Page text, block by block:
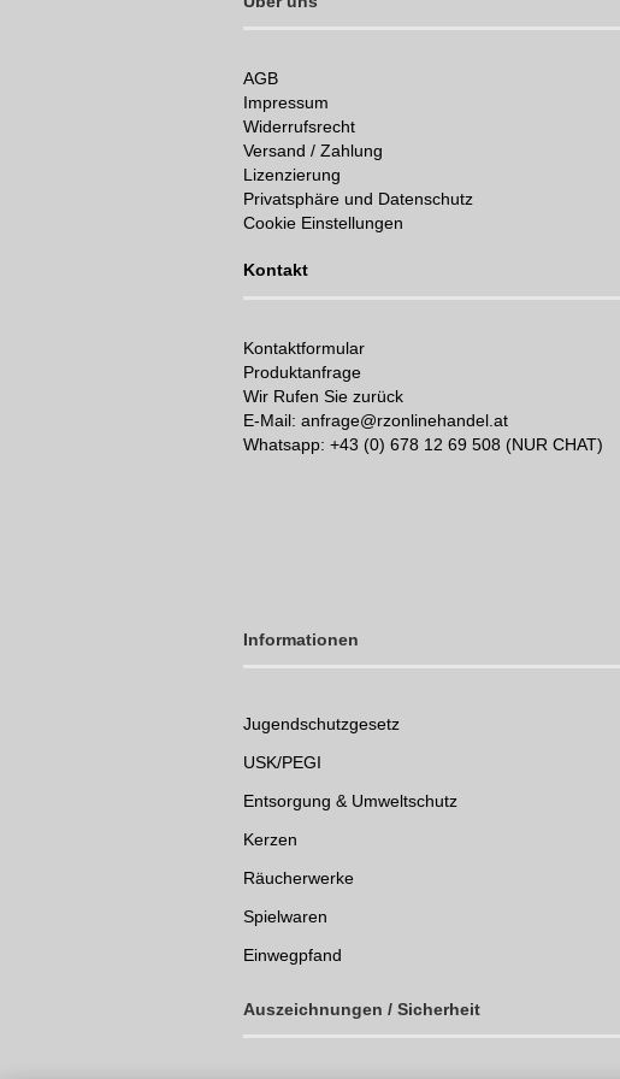
AGB
Impressum
Widerrufsrecht
Versand / Zahlung
Lizenzierung
Privatsphäre und Datenschutz
Cookie Einstellungen
Kontakt
Kontaktformular
Produktanfrage
Wir Rufen Sie zurück
E-Mail: anfrage@rzonlinehandel.at
Whatsapp: +43 (0) 678 12 69 508 (NUR CHAT)
Informationen
Jugendschutzgesetz
USK/PEGI
Entsorgung & Umweltschutz
Kerzen
Räucherwerke
Spielwaren
Einwegpfand
Auszeichnungen / Sicherheit